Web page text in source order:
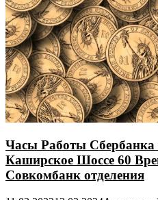
Часы Работы Сбербанка
Каширское Шоссе 60
Совкомбанк отделения